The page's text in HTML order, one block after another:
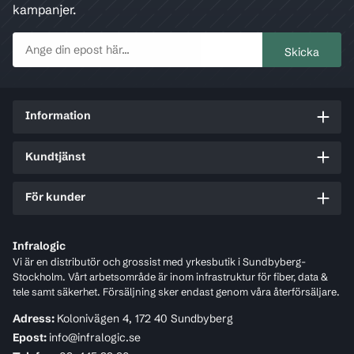
kampanjer.
Infralogic
Vi är en distributör och grossist med yrkesbutik i Sundbyberg-
Stockholm. Vårt arbetsområde är inom infrastruktur för fiber, data &
tele samt säkerhet. Försäljning sker endast genom våra återförsäljare.
Adress: Kolonivägen 4, 172 40 Sundbyberg
Epost:info@infralogic.se
Information
Kundtjänst
För kunder